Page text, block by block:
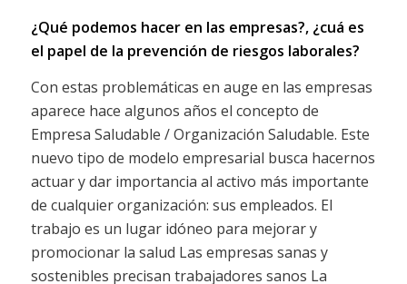
¿Qué podemos hacer en las empresas?, ¿cuá es
el papel de la prevención de riesgos laborales?
Con estas problemáticas en auge en las empresas
aparece hace algunos años el concepto de
Empresa Saludable / Organización Saludable. Este
nuevo tipo de modelo empresarial busca hacernos
actuar y dar importancia al activo más importante
de cualquier organización: sus empleados. El
trabajo es un lugar idóneo para mejorar y
promocionar la salud Las empresas sanas y
sostenibles precisan trabajadores sanos La